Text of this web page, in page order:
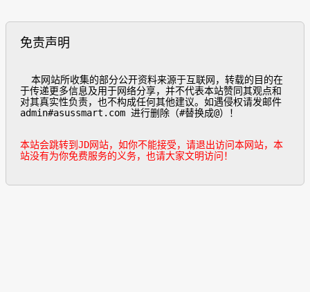
免责声明
于传递更多信息及用于网络分享，并不代表本站赞同其观点和
对其真实性负责，也不构成任何其他建议。如遇侵权请发邮件
admin#asussmart.com 进行删除（#替换成@）！
本站会跳转到JD网站，如你不能接受，请退出访问本网站，本
站没有为你免费服务的义务，也请大家文明访问！